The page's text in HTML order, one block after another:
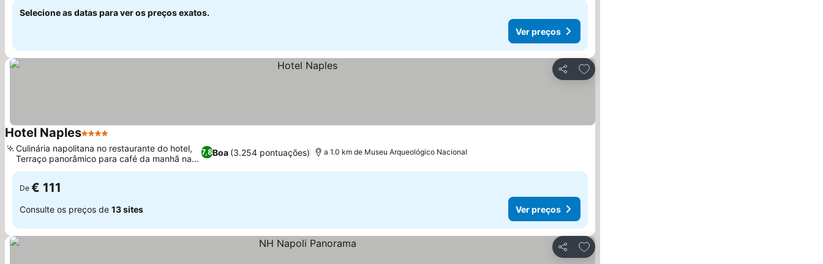
Selecione as datas para ver os preços exatos.
Ver preços
Partilhar
Adicionar aos favoritos
Hotel Naples4 Estrelas
7,8Boa (3.254 pontuações)
Culinária napolitana no restaurante do hotel,
Terraço panorâmico para café da manhã na
cobertura
a 1.0 km de Museu Arqueológico Nacional
De € 111
Consulte os preços de 13 sites Ver preços
Partilhar
Adicionar aos favoritos